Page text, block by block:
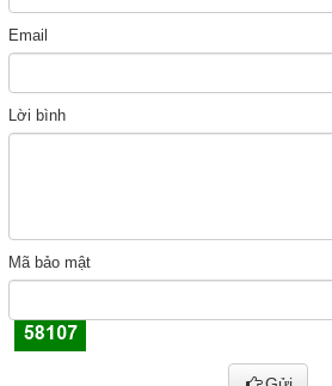
Email
Lời bình
Mã bảo mật